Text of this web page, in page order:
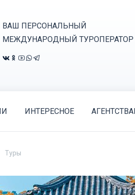
ВАШ ПЕРСОНАЛЬНЫЙ
МЕЖДУНАРОДНЫЙ ТУРОПЕРАТОР
ИНТЕРЕСНОЕ
Туры